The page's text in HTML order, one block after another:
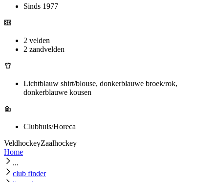
Sinds 1977
2 velden
2 zandvelden
Lichtblauw shirt/blouse, donkerblauwe broek/rok,
donkerblauwe kousen
Clubhuis/Horeca
VeldhockeyZaalhockey
Home
...
club finder